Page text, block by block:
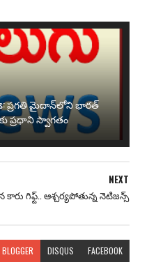
ప్రగతి మైదాన్‌లోని భారత్
ప్రధాని స్వాగతం
NEXT
కారు గిఫ్ట్.. ఆశ్చ‌ర్య‌పోతున్న నెటిజ‌న్స్‌
BLOGGER DISQUS FACEBOOK